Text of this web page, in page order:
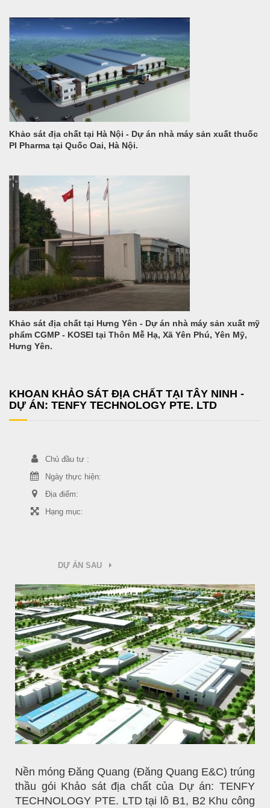
Khảo sát địa chất tại Hà Nội - Dự án nhà máy sản xuất thuốc
PI Pharma tại Quốc Oai, Hà Nội.
Khảo sát địa chất tại Hưng Yên - Dự án nhà máy sản xuất mỹ
phẩm CGMP - KOSEI tại Thôn Mễ Hạ, Xã Yên Phú, Yên Mỹ,
Hưng Yên.
KHOAN KHẢO SÁT ĐỊA CHẤT TẠI TÂY NINH -
DỰ ÁN: TENFY TECHNOLOGY PTE. LTD
Chủ đầu tư :
Ngày thực hiện:
Địa điểm:
Hạng mục:
DỰ ÁN SAU
Nền móng Đăng Quang (Đăng Quang E&C) trúng
thầu gói Khảo sát địa chất của Dự án: TENFY
TECHNOLOGY PTE. LTD tại lô B1, B2 Khu công